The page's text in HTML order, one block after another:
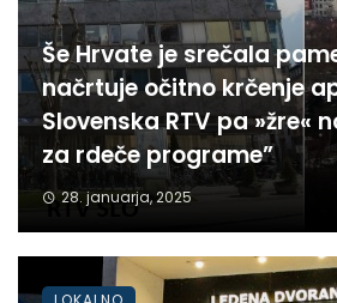
Še Hrvate je srečala
načrtuje očitno krčenje
Slovenska RTV pa »žre«
za rdeče programe”
28. januarja, 2025